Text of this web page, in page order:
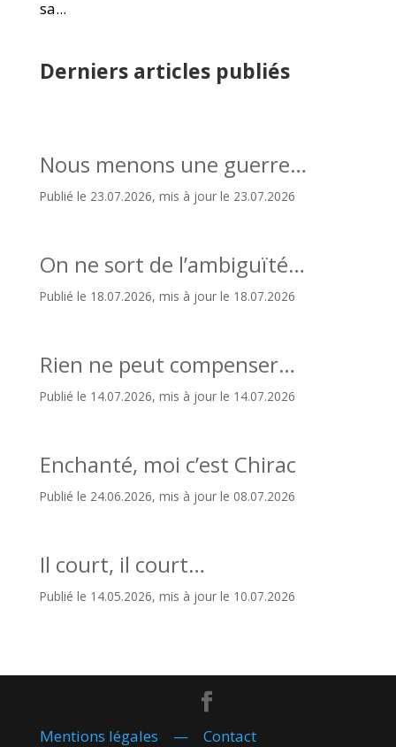
sa...
Derniers articles publiés
Nous menons une guerre…
Publié le 23.07.2026, mis à jour le 23.07.2026
On ne sort de l’ambiguïté…
Publié le 18.07.2026, mis à jour le 18.07.2026
Rien ne peut compenser…
Publié le 14.07.2026, mis à jour le 14.07.2026
Enchanté, moi c’est Chirac
Publié le 24.06.2026, mis à jour le 08.07.2026
Il court, il court…
Publié le 14.05.2026, mis à jour le 10.07.2026
Mentions légales — Contact